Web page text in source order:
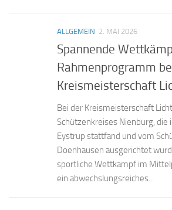
ALLGEMEIN 2. MAI 2026
Spannende
Rahmenprogramm
Kreismeisterschaft
Bei der Kreismeisterschaft
Schützenkreises Nienburg, die
Eystrup stattfand und vom
Doenhausen ausgerichtet
sportliche Wettkampf im
ein abwechslungsreiches...